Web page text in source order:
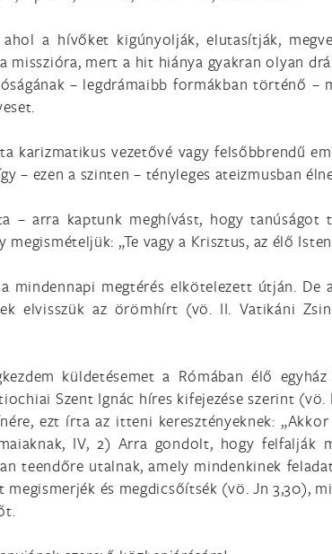
a hívőket kigúnyolják, elutasítják,
misszióra, mert a hit hiánya gyakran olyan
– legdrámaibb formákban történő –
karizmatikus vezetővé vagy felsőbbrendű
– ezen a szinten – tényleges ateizmusban
arra kaptunk meghívást, hogy tanúságot
„Te vagy a Krisztus, az élő Isten
megtérés elkötelezett útján. De
elvisszük az örömhírt (vö. II. Vatikáni
küldetésemet a Rómában élő
Szent Ignác híres kifejezése szerint
ezt írta az itteni keresztényeknek: „Akkor
IV, 2) Arra gondolt, hogy felfalják
teendőre utalnak, amely mindenkinek
és megdicsőítsék (vö. Jn 3,30),